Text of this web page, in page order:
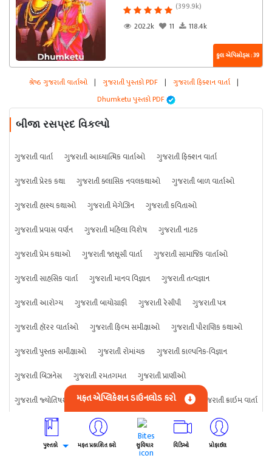
(399.9k)
202.2k
11 118.4k
કુલ એપિસોડ્સ : 39
શ્રેષ્ઠ ગુજરાતી વાર્તાઓ | ગુજરાતી પુસ્તકો PDF | ગુજરાતી ફિક્શન વાર્તા |
Dhumketu પુસ્તકો PDF
બીજા રસપ્રદ વિકલ્પો
ગુજરાતી વાર્તા ગુજરાતી આધ્યાત્મિક વાર્તાઓ
ગુજરાતી ફિક્શન વાર્તા
ગુજરાતી પ્રેરક કથા
ગુજરાતી ક્લાસિક નવલકથાઓ
ગુજરાતી બાળ વાર્તાઓ
ગુજરાતી હાસ્ય કથાઓ
ગુજરાતી મેગેઝિન
ગુજરાતી કવિતાઓ
ગુજરાતી પ્રવાસ વર્ણન
ગુજરાતી મહિલા વિશેષ
ગુજરાતી નાટક
ગુજરાતી પ્રેમ કથાઓ
ગુજરાતી જાસૂસી વાર્તા
ગુજરાતી સામાજિક વાર્તાઓ
ગુજરાતી સાહસિક વાર્તા
ગુજરાતી માનવ વિજ્ઞાન
ગુજરાતી તત્વજ્ઞાન
ગુજરાતી આરોગ્ય
ગુજરાતી બાયોગ્રાફી ગુજરાતી રેસીપી
ગુજરાતી પત્ર
ગુજરાતી હૉરર વાર્તાઓ
ગુજરાતી ફિલ્મ સમીક્ષાઓ
ગુજરાતી પૌરાણિક કથાઓ
ગુજરાતી પુસ્તક સમીક્ષાઓ
ગુજરાતી રોમાંચક
ગુજરાતી કાલ્પનિક-વિજ્ઞાન
ગુજરાતી બિઝનેસ
ગુજરાતી રમતગમત
ગુજરાતી પ્રાણીઓ
ગુજરાતી જ્યોતિષશાસ્ત્ર
ગુજરાતી વિજ્ઞાન ગુજરાતી કંઈપણ ગુજરાતી ક્રાઇમ વાર્તા
મફત એપ્લિકેશન ડાઉનલોડ કરો
પુસ્તકો મફત પ્રકાશિત કરો સુવિચાર વિડિઓ પ્રોફાઈલ